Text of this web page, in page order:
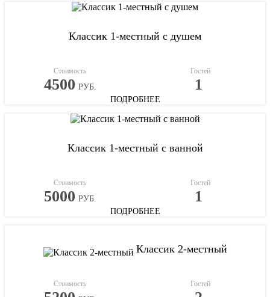
Классик 1-местный с душем
Стоимость
4500 РУБ.
Гостей
1
ПОДРОБНЕЕ
Классик 1-местный с ванной
Стоимость
5000 РУБ.
Гостей
1
ПОДРОБНЕЕ
Классик 2-местный
Стоимость Гостей